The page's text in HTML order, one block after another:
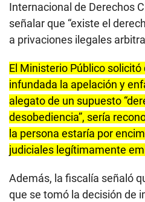
Internacional de Derechos
señalar que “existe el
a privaciones ilegales
El Ministerio Público solicitó
infundada la apelación y
alegato de un supuesto
desobediencia”, sería
la persona estaría por
judiciales legítimamente
Además, la fiscalía señaló
que se tomó la decisión de